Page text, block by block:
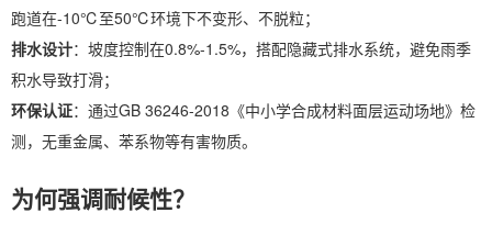
跑道在-10℃至50℃环境下不变形、不脱粒；
排水设计：坡度控制在0.8%-1.5%，搭配隐藏式排水系统，避免雨季
积水导致打滑；
环保认证：通过GB 36246-2018《中小学合成材料面层运动场地》检
测，无重金属、苯系物等有害物质。
为何强调耐候性？